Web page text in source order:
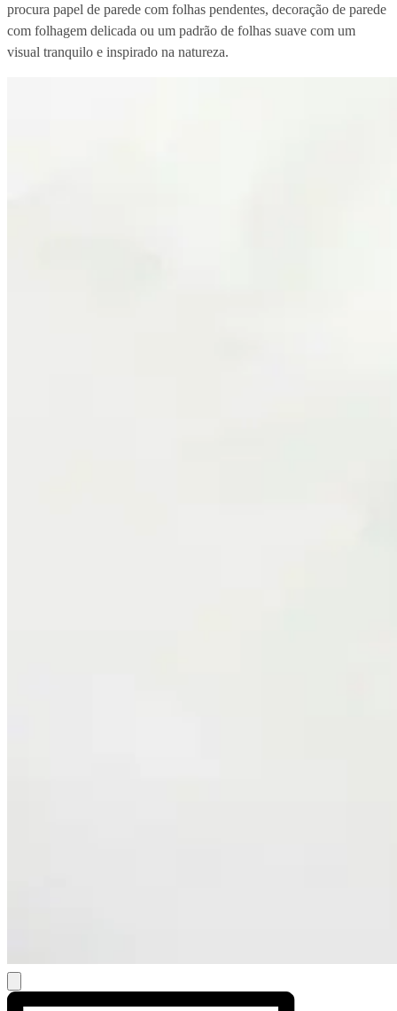
procura papel de parede com folhas pendentes, decoração de parede
com folhagem delicada ou um padrão de folhas suave com um
visual tranquilo e inspirado na natureza.